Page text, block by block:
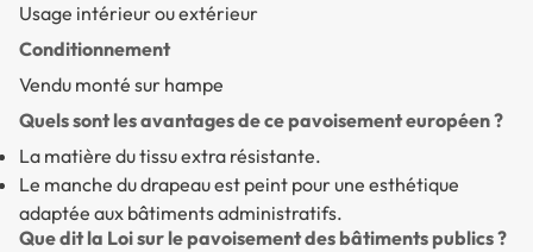
Usage intérieur ou extérieur
Conditionnement
Vendu monté sur hampe
Quels sont les avantages de ce pavoisement européen ?
La matière du tissu extra résistante.
Le manche du drapeau est peint pour une esthétique
adaptée aux bâtiments administratifs.
Que dit la Loi sur le pavoisement des bâtiments publics ?